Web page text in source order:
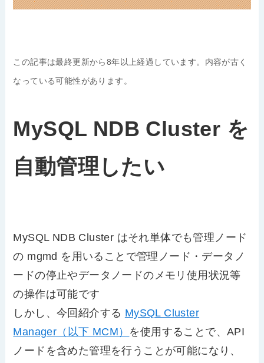
この記事は最終更新から8年以上経過しています。内容が古く
なっている可能性があります。
MySQL NDB Cluster を
自動管理したい
MySQL NDB Cluster はそれ単体でも管理ノード
の mgmd を用いることで管理ノード・データノ
ードの停止やデータノードのメモリ使用状況等
の操作は可能です
しかし、今回紹介する MySQL Cluster
Manager（以下 MCM） を使用することで、API
ノードを含めた管理を行うことが可能になり、